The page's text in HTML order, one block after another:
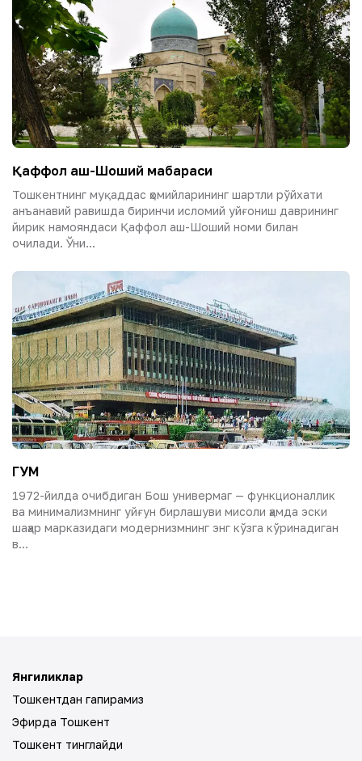
Қаффол аш-Шоший мақбараси
Тошкентнинг муқаддас ҳомийларининг шартли рўйхати
анъанавий равишда биринчи исломий уйғониш даврининг
йирик намояндаси Қаффол аш-Шоший номи билан
очилади. Ўни...
ГУМ
1972-йилда очибдиган Бош универмаг — функционаллик
ва минимализмнинг уйғун бирлашуви мисоли ҳамда эски
шаҳар марказидаги модернизмнинг энг кўзга кўринадиган
в...
Янгиликлар
Тошкентдан гапирамиз
Эфирда Тошкент
Тошкент тинглайди